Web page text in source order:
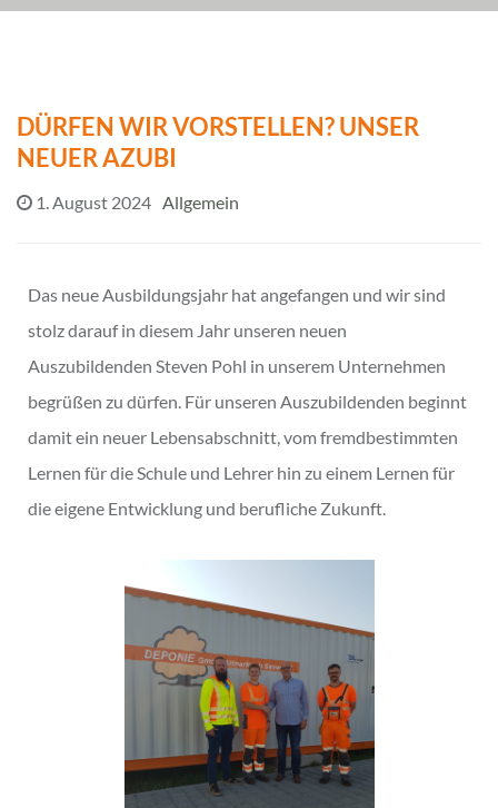
DÜRFEN WIR VORSTELLEN? UNSER
NEUER AZUBI
1. August 2024 Allgemein
Das neue Ausbildungsjahr hat angefangen und wir sind
stolz darauf in diesem Jahr unseren neuen
Auszubildenden Steven Pohl in unserem Unternehmen
begrüßen zu dürfen. Für unseren Auszubildenden beginnt
damit ein neuer Lebensabschnitt, vom fremdbestimmten
Lernen für die Schule und Lehrer hin zu einem Lernen für
die eigene Entwicklung und berufliche Zukunft.